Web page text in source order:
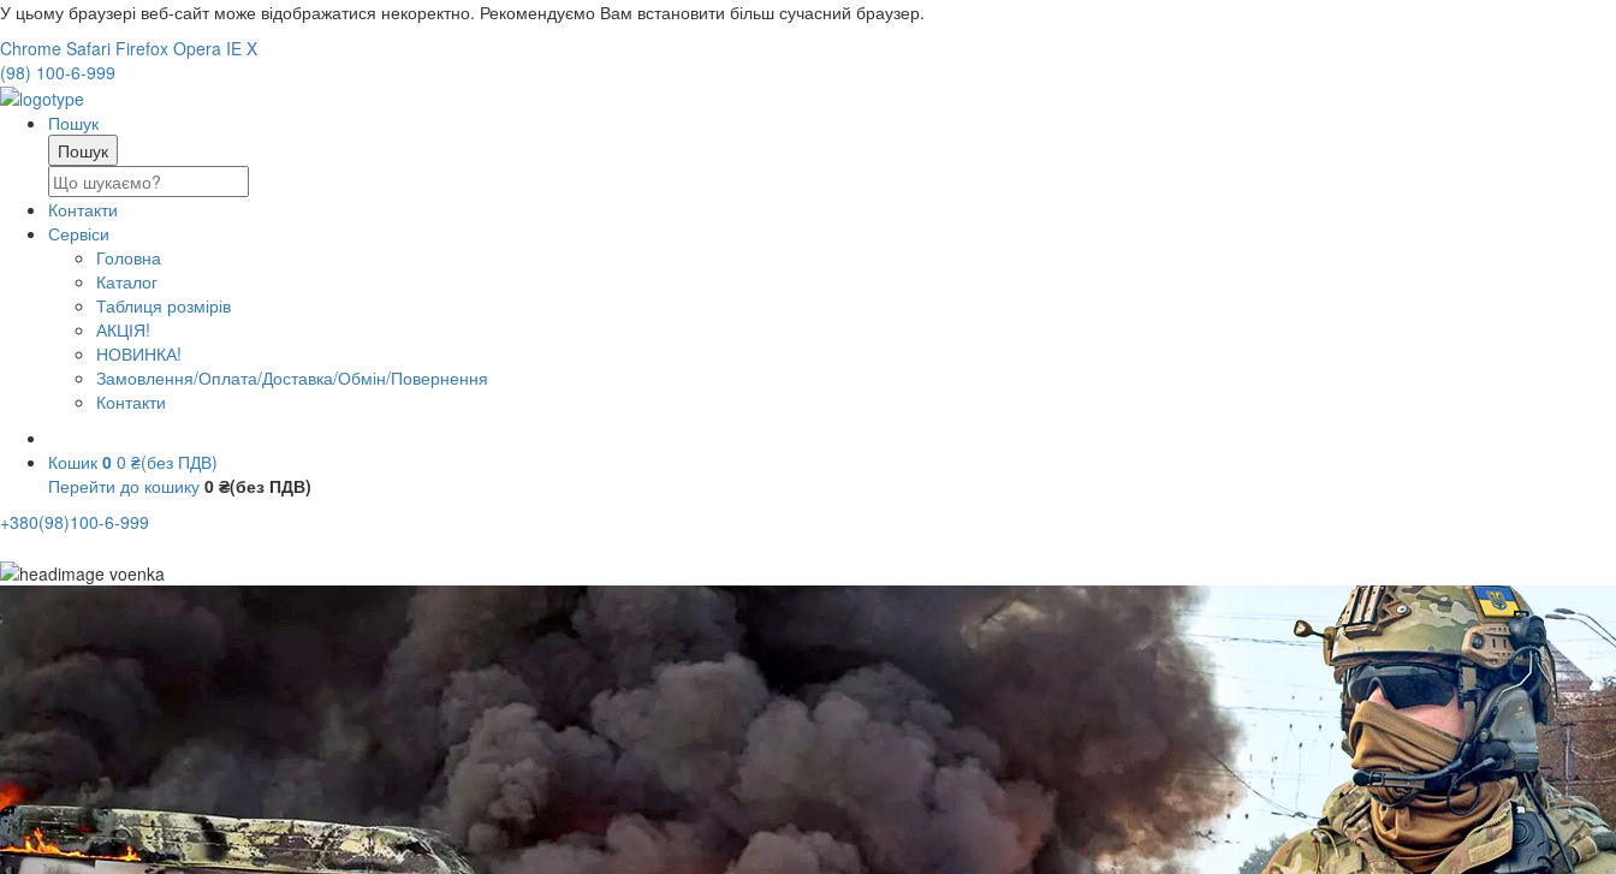
У цьому браузері веб-сайт може відображатися некоректно. Рекомендуємо Вам встановити більш сучасний браузер.
Chrome Safari Firefox Opera IE X
(98) 100-6-999
Пошук
Контакти
Сервіси
Головна
Каталог
Таблиця розмірів
АКЦІЯ!
НОВИНКА!
Замовлення/Оплата/Доставка/Обмін/Повернення
Контакти
Кошик 0 0 ₴(без ПДВ)
Перейти до кошику 0 ₴(без ПДВ)
+380(98)100-6-999